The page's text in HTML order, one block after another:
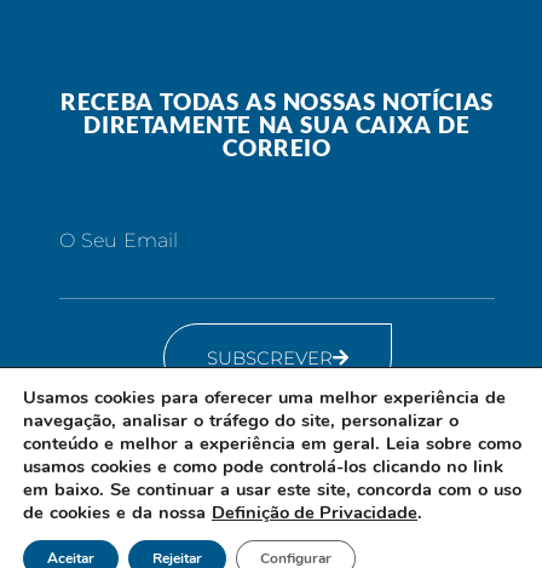
RECEBA TODAS AS NOSSAS NOTÍCIAS
DIRETAMENTE NA SUA CAIXA DE
CORREIO
O Seu Email
SUBSCREVER
Usamos cookies para oferecer uma melhor experiência de
navegação, analisar o tráfego do site, personalizar o
conteúdo e melhor a experiência em geral. Leia sobre como
usamos cookies e como pode controlá-los clicando no link
em baixo. Se continuar a usar este site, concorda com o uso
de cookies e da nossa Definição de Privacidade.
Aceitar Rejeitar Configurar